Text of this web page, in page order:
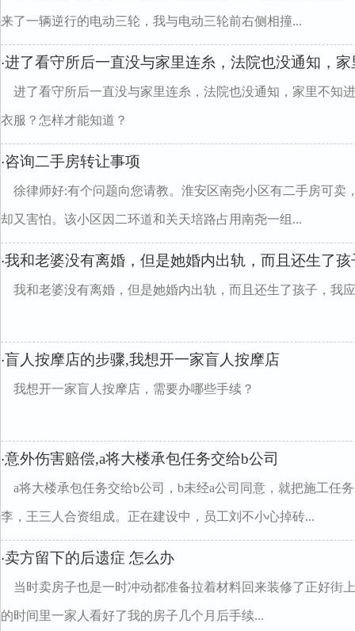
来了一辆逆行的电动三轮，我与电动三轮前右侧相撞...
·进了看守所后一直没与家里连糸，法院也没通知，
进了看守所后一直没与家里连糸，法院也没通知，家里不知
衣服？怎样才能知道？
·咨询二手房转让事项
徐律师好:有个问题向您请教。淮安区南尧小区有二手房可卖
却又害怕。该小区因二环道和关天培路占用南尧一组...
·我和老婆没有离婚，但是她婚内出轨，而且还生了
我和老婆没有离婚，但是她婚内出轨，而且还生了孩子，我
·盲人按摩店的步骤,我想开一家盲人按摩店
我想开一家盲人按摩店，需要办哪些手续？
·意外伤害赔偿,a将大楼承包任务交给b公司
a将大楼承包任务交给b公司，b未经a公司同意，就把施工任
李，王三人合资组成。正在建设中，员工刘不小心掉砖...
·卖方留下的后遗症 怎么办
当时卖房子也是一时冲动都准备拉着材料回来装修了正好街
的时间里一家人看好了我的房子几个月后手续...